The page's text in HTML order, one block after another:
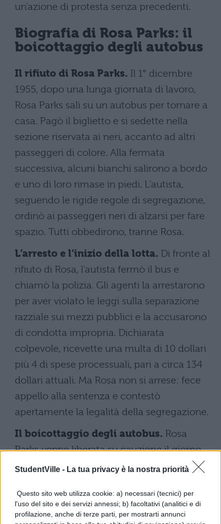
StudentVille - La tua privacy è la nostra priorità
Questo sito web utilizza cookie: a) necessari (tecnici) per
l'uso del sito e dei servizi annessi; b) facoltativi (analitici e di
profilazione, anche di terze parti, per mostrarti annunci
un’azione di protesta senza precedenti.
Biografia di Rosa Parks: il
boicottaggio degli autobus
Il rifiuto di Rosa Parks. Il 1° dicembre
1955, dopo una lunga giornata di lavoro,
Rosa Parks salì su un autobus per tornare a
casa. Pagò il biglietto e si sedette nella
sezione riservata ai neri, accanto ad altri
passeggeri di colore. Alla fermata
successiva, alcuni bianchi salirono a bordo
e uno di loro rimase in piedi. L’autista,
seguendo le rigide regole di segregazione,
ordinò ai passeggeri neri di alzarsi per fare
spazio. Tutti obbedirono, tranne Rosa.
L’arresto e l’inizio della lotta. Di fronte al
rifiuto di Rosa, l’autista fermò il bus e
chiamò la polizia. Gli agenti la arrestarono
per aver violato le leggi sulla separazione
razziale sui mezzi pubblici e la accusarono
di condotta impropria. Dichiarata
colpevole, ricevette una multa di 10 dollari
più 4 di spese processuali, pari a circa 134
dollari attuali. Ma Rosa non si arrese: fece
appello alla sentenza e contestò
apertamente la legalità della segregazione.
Il boicottaggio degli autobus. Rosa
Parks venne liberata su cauzione il giorno
seguente. Il suo gesto, però, accese la
degli autobus di Montgomery, una svolta
cruciale nella battaglia contro la